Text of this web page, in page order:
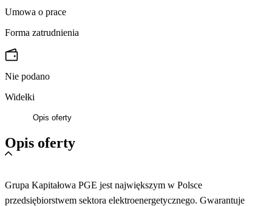
Umowa o prace
Forma zatrudnienia
Nie podano
Widełki
Opis oferty
Opis oferty
Grupa Kapitałowa PGE jest największym w Polsce
przedsiębiorstwem sektora elektroenergetycznego. Gwarantuje